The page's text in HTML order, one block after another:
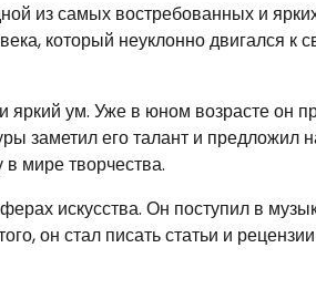
из самых востребованных и
который неуклонно двигался к
яркий ум. Уже в юном возрасте он
заметил его талант и предложил
мире творчества.
искусства. Он поступил в
он стал писать статьи и